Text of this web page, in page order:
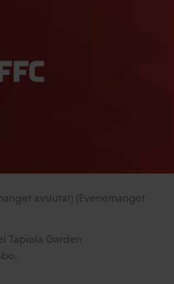
avslutat) (Evenemanget
Tapiola Garden